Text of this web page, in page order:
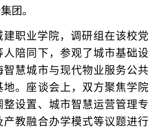
团。
建职业学院，调研组在该校党
人陪同下，参观了城市基础设
智慧城市与现代物业服务公共
地。座谈会上，双方聚焦学院
整设置、城市智慧运营管理专
产教融合办学模式等议题进行